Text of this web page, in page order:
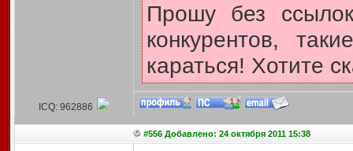
Прошу без
конкурентов,
караться! Хотите
ICQ: 962886
#556 Добавлено: 24 октября 2011 15:38